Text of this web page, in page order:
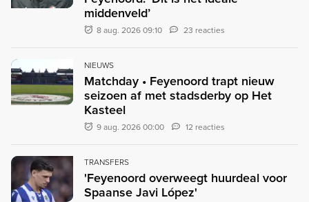
middenveld’
8 aug. 2026 09:10 23 reacties
NIEUWS
Matchday • Feyenoord trapt nieuw
seizoen af met stadsderby op Het
Kasteel
9 aug. 2026 00:00 12 reacties
TRANSFERS
'Feyenoord overweegt huurdeal voor
Spaanse Javi López'